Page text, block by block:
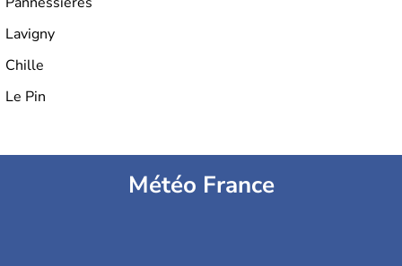
Bourgogne » qui devient le « comté de Bourgogne » (la
séparées à la fin du 15ème siècle quand le « comté »
passe aux mains des
Louis XIV
de Bourgogne et la Franche-Comté forment dès lors deux
régions distinctes auxquelles se rattachent le
Lavigny
Chille
Le Pin
Météo France